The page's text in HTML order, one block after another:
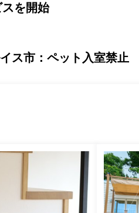
を開始
ス市：ペット入室禁止